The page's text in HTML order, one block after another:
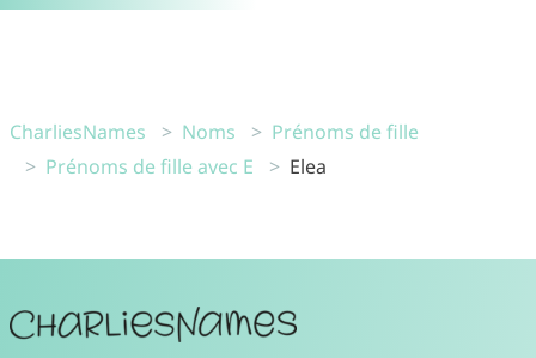
CharliesNames Noms
Prénoms de fille
Prénoms de fille avec E
Elea